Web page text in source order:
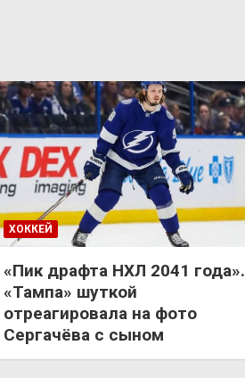
ХОККЕЙ
«Пик драфта НХЛ 2041 года».
«Тампа» шуткой
отреагировала на фото
Сергачёва с сыном